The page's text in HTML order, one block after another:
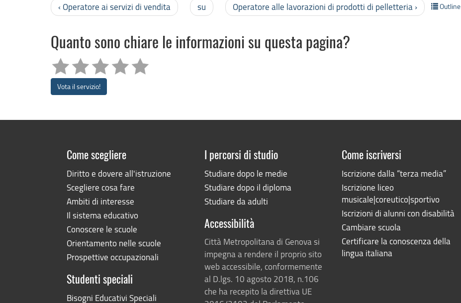
Outline
‹ Operatore ai servizi di vendita su Operatore alle lavorazioni di prodotti di pelletteria ›
Quanto sono chiare le informazioni su questa pagina?
Vota il servizio!
Come scegliere
Diritto e dovere all'istruzione
Scegliere cosa fare
Ambiti di interesse
Il sistema educativo
Conoscere le scuole
Orientamento nelle scuole
Prospettive occupazionali
Studenti speciali
Bisogni Educativi Speciali
I percorsi di studio
Studiare dopo le medie
Studiare dopo il diploma
Studiare da adulti
Accessibilità
Città Metropolitana di Genova si
impegna a rendere il proprio sito
web accessibile, conformemente
al D.lgs. 10 agosto 2018, n.106
che ha recepito la direttiva UE
Come iscriversi
Iscrizione dalla “terza media”
Iscrizione liceo
musicale|coreutico|sportivo
Iscrizioni di alunni con disabilità
Cambiare scuola
Certificare la conoscenza della
lingua italiana